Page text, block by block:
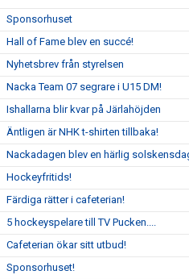
Sponsorhuset
Hall of Fame blev en succé!
Nyhetsbrev från styrelsen
Nacka Team 07 segrare i U15 DM!
Ishallarna blir kvar på Järlahöjden
Äntligen är NHK t-shirten tillbaka!
Nackadagen blev en härlig
Hockeyfritids!
Färdiga rätter i cafeterian!
5 hockeyspelare till TV Pucken....
Cafeterian ökar sitt utbud!
Sponsorhuset!